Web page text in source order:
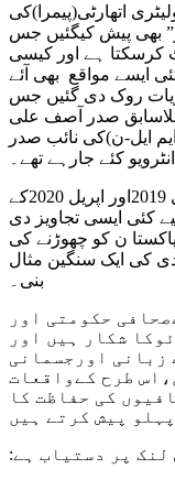
اتھارٹی(پیمرا)کی
بھی پیش کیگئیں جس
کرسکتا ہے اور کیسی
ایسے مواقع بھی آئے
روک دی گئیں جس
صدر آصف علی
ایل-ن)کی نائب صدر
پی پی ایف کی رپورٹ کے مطابق جنوری 2019اور اپریل 2020کے
کئی ایسی تجاویز دی
ن کو چھوڑنے کی
کی ایک سنگین مثال
بنی۔
حکومتی اور
شکار ہیں اور
زبانی اورجسمانی
طرح کےواقعات
کی حفاظت کا
لنک پر دستیاب ہے